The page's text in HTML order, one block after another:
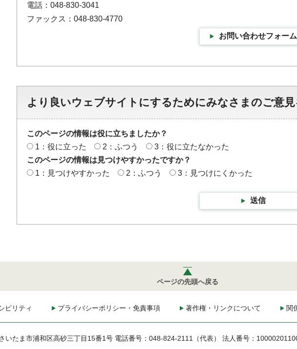
電話：048-830-3041
ファックス：048-830-4770
お問い合わせフォーム
より良いウェブサイトにするためにみなさまのご意
このページの情報は役に立ちましたか？
1：役に立った
2：ふつう
3：役に立たなかった
このページの情報は見つけやすかったですか？
1：見つけやすかった
2：ふつう 3：見つけにくかった
送信
ページの先頭へ戻る
ビリティ プライバシーポリシー・免責事項 著作権・リンクについて 関
いたま市浦和区高砂三丁目15番1号 電話番号：048-824-2111（代表） 法人番号：